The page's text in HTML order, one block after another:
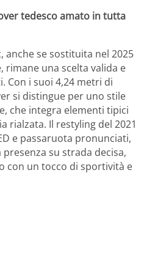
tedesco amato in tutta
anche se sostituita nel 2025
rimane una scelta valida e
Con i suoi 4,24 metri di
si distingue per uno stile
che integra elementi tipici
rialzata. Il restyling del 2021
e passaruota pronunciati,
su strada decisa,
con un tocco di sportività e